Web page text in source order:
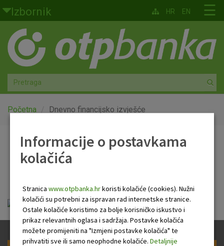
Skoči na glavni sadržaj
Izbornik
Građani
Privatno bankarstvo
Agro
Mala poduzeća i obrtnici
Globalna tržišta
O nama
☰
HR EN
Početna Dnevno financijsko izvješće
Dnevno financijsko
Dnevno financijsko izvješće.pdf
Informacije o postavkama
kolačića
Stranica www.otpbanka.hrkoristi kolačiće (cookies). Nužni
kolačići su potrebni za ispravan rad internetske stranice.
Ostale kolačiće koristimo za bolje korisničko iskustvo i
prikaz relevantnih oglasa i sadržaja. Postavke kolačića
možete promijeniti na "Izmjeni postavke kolačića" te
prihvatiti sve ili samo neophodne kolačiće. Detaljnije